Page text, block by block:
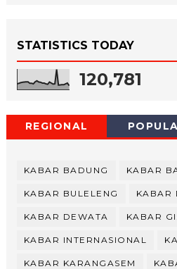
STATISTICS TODAY
120,781
REGIONAL
KABAR BADUNG KABAR
KABAR BULELENG KABAR
KABAR DEWATA KABAR
KABAR INTERNASIONAL
KABAR KARANGASEM